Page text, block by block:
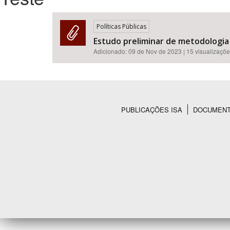
Área de Levantamento
Políticas Públicas
Estudo preliminar de
Adicionado:09 de Nov de 2023 | 15
PUBLICAÇÕES ISA